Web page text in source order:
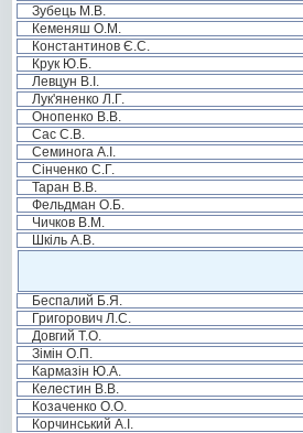
Зубець М.В.
Кеменяш О.М.
Константинов Є.С.
Крук Ю.Б.
Левцун В.І.
Лук'яненко Л.Г.
Онопенко В.В.
Сас С.В.
Семинога А.І.
Сінченко С.Г.
Таран В.В.
Фельдман О.Б.
Чичков В.М.
Шкіль А.В.
Беспалий Б.Я.
Григорович Л.С.
Довгий Т.О.
Зімін О.П.
Кармазін Ю.А.
Келестин В.В.
Козаченко О.О.
Корчинський А.І.